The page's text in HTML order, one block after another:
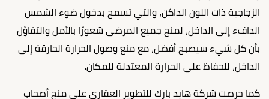
الزجاجية ذات اللون الداكن، والتي تسمح بدخول ضوء الشمس
الدافء إلى الداخل، لمنح جميع المرضى شعورًا بالأمل والتفاؤل
بأن كل شيء سيصبح أفضل، مع منع وصول الحرارة الحارقة إلى
الداخل، للحفاظ على الحرارة المعتدلة للمكان.
كما حرصت شركة هايد بارك للتطوير العقاري على منح أصحاب